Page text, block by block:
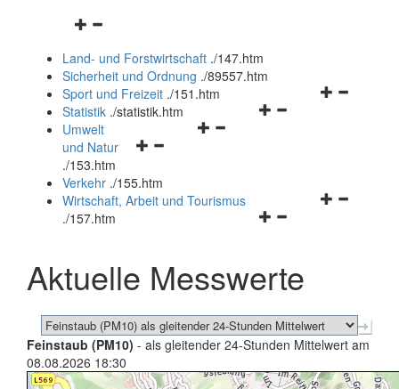
Navigationsmenü
und
schließen
Land- und Forstwirtschaft ./147.htm
Sicherheit und Ordnung ./89557.htm
Navigationsmenü
Sport und Freizeit ./151.htm
Navigationsmenü
Statistik ./statistik.htm
Navigationsmenü
und
schließen
Umwelt
und Natur
./153.htm
Verkehr ./155.htm
Navigationsmenü
schließen
Wirtschaft, Arbeit und Tourismus
./157.htm
Aktuelle Messwerte
Feinstaub (PM10) - als gleitender 24-Stunden Mittelwert am
08.08.2026 18:30